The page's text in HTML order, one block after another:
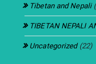
Tibetan and Nepali
TIBETAN NEPALI
Uncategorized(22)